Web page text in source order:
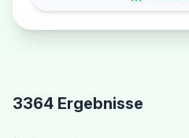
3364 Ergebnisse